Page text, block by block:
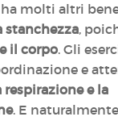
molti altri
stanchezza,
il corpo. Gli
e
e la
. E